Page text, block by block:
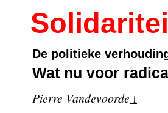
De politieke
Wat nu voor
Pierre Vandevoorde 1